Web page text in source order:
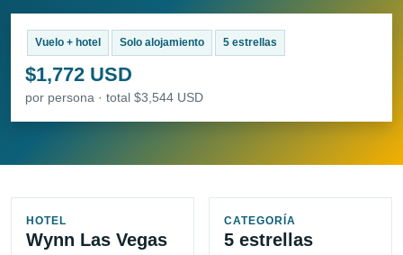
Vuelo + hotel Solo alojamiento 5 estrellas
$1,772 USD
por persona · total $3,544 USD
HOTEL
Wynn Las Vegas
CATEGORÍA
5 estrellas